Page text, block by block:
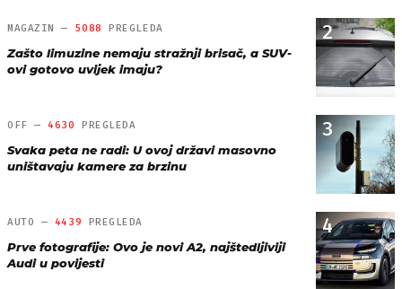
2
MAGAZIN — 5088 PREGLEDA
Zašto limuzine nemaju stražnji brisač, a SUV-
ovi gotovo uvijek imaju?
3
OFF —4630 PREGLEDA
Svaka peta ne radi: U ovoj državi masovno
uništavaju kamere za brzinu
4
AUTO — 4439 PREGLEDA
Prve fotografije: Ovo je novi A2, najštedljiviji
Audi u povijesti